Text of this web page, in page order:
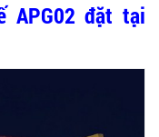
APG02 đặt tại